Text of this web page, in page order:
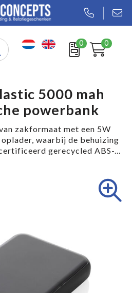
0 0
5000 mah
powerbank
zakformaat met een 5W
waarbij de behuizing
gerecycled ABS-...